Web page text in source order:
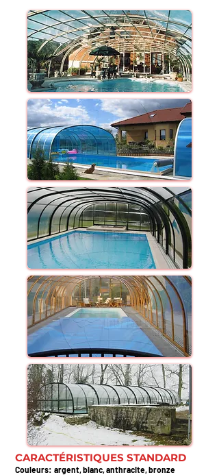
CARACTÉRISTIQUES STANDARD
Couleurs: argent, blanc, anthracite, bronze